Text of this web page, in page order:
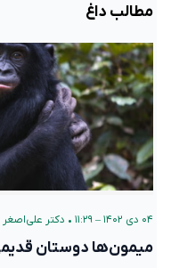
مطالب داغ
۰۴ دی ۱۴۰۲ – ۱۱:۲۹ • دکتر علی‌اصغر
میمون‌ها دوستان